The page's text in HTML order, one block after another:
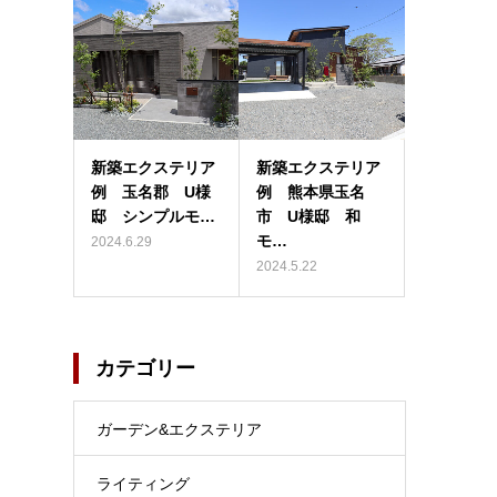
新築エクステリア
例 玉名郡 U様
邸 シンプルモ…
2024.6.29
新築エクステリア
例 熊本県玉名
市 U様邸 和
モ…
2024.5.22
カテゴリー
ガーデン&エクステリア
ライティング